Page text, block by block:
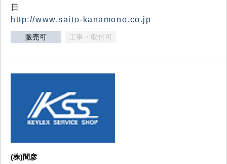
日
http://www.saito-kanamono.co.jp
販売可 工事・取付可
(株)間彦